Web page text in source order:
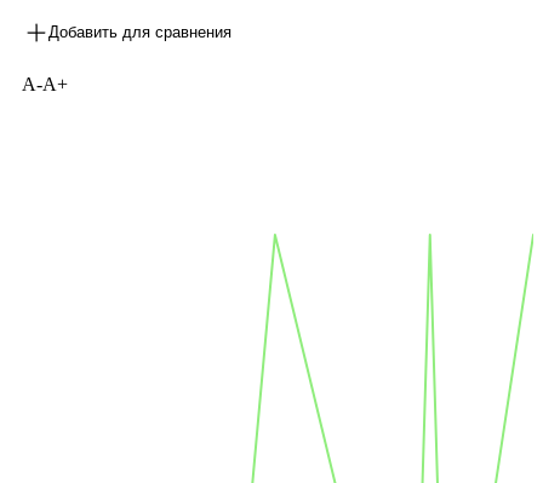
Добавить для сравнения